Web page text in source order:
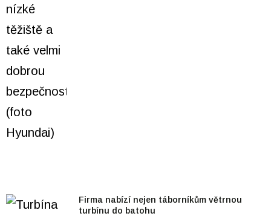
Firma nabízí nejen táborníkům větrnou
turbínu do batohu